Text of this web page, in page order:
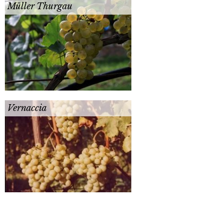
Müller Thurgau
Vernaccia